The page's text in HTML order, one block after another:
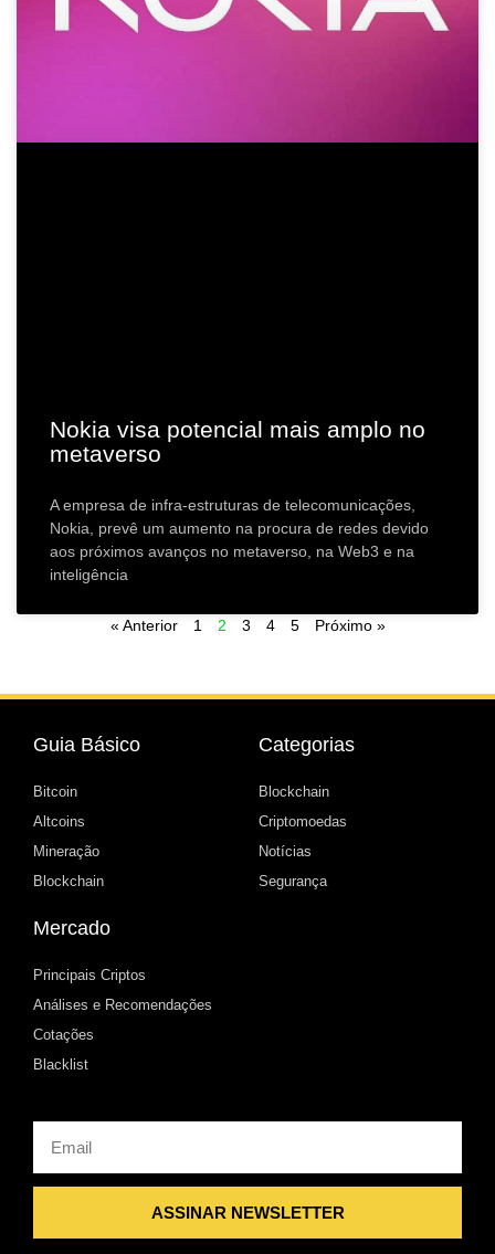
Nokia visa potencial mais amplo no
metaverso
A empresa de infra-estruturas de telecomunicações,
Nokia, prevê um aumento na procura de redes devido
aos próximos avanços no metaverso, na Web3 e na
inteligência
« Anterior 1 2 3 4 5 Próximo »
Guia Básico
Bitcoin
Altcoins
Mineração
Blockchain
Categorias
Blockchain
Criptomoedas
Notícias
Segurança
Mercado
Principais Criptos
Análises e Recomendações
Cotações
Blacklist
ASSINAR NEWSLETTER